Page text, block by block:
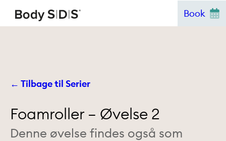
Book
← Tilbage til Serier
Foamroller – Øvelse 2
Denne øvelse findes også som